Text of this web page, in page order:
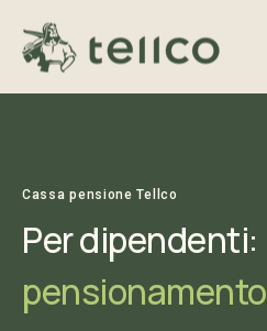
Cassa pensione Tellco
Per dipendenti:
pensionamento